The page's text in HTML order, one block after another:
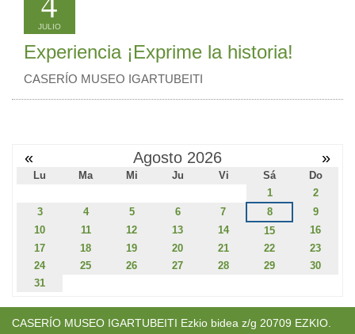
JULIO
Experiencia ¡Exprime la historia!
CASERÍO MUSEO IGARTUBEITI
« Agosto 2026 »
Lu Ma Mi Ju Vi Sá
Do
1
2
3
4 5 6 7 8
9
10
11 12 13 14 15
16
17
18 19 20 21 22
23
24
25 26 27 28 29
30
31
CASERÍO MUSEO IGARTUBEITI Ezkio bidea z/g 20709 EZKIO.